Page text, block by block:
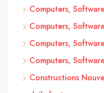
Computers,
Computers,
Computers,
Computers,
Constructions